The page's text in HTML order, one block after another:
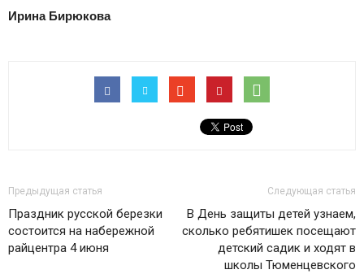
Ирина Бирюкова
Предыдущая статья
Праздник русской березки
состоится на набережной
райцентра 4 июня
Следующая статья
В День защиты детей узнаем,
сколько ребятишек посещают
детский садик и ходят в
школы Тюменцевского